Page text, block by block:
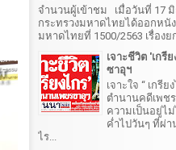
จำนวนผู้เข้าชม เมื่อวันที่ 17
กระทรวงมหาดไทยได้ออกหนั
มหาดไทยที่ 1500/2563 เรื่องย
เจาะชีวิต 'เกรี
ซาอุฯ
เจาะใจ “ เกรี
ตำนานคดีเพช
ความเป็นอยู่ไ
ค่ำไปวันๆ ที่ผ่า
ไร...